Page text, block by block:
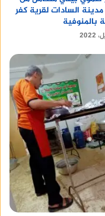
السادات لقرية كفر
بالمنوفية